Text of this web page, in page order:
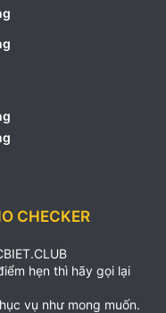
CHECKER
hẹn thì hãy gọi lại
vụ như mong muốn.